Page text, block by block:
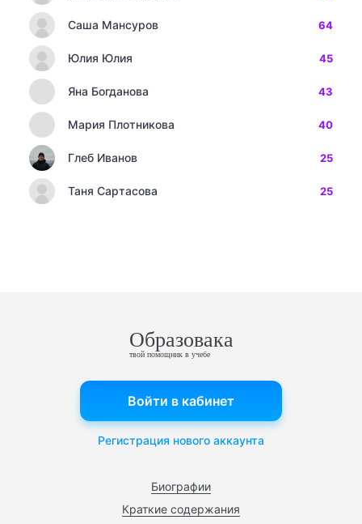
Саша Мансуров 64
Юлия Юлия 45
Яна Богданова 43
Мария Плотникова 40
Глеб Иванов 25
Таня Сартасова 25
Образовака
твой помощник в учебе
Биографии
Краткие содержания
Войти в кабинет
Регистрация нового аккаунта